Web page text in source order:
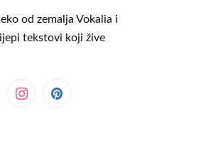
od zemalja Vokalia i
tekstovi koji žive